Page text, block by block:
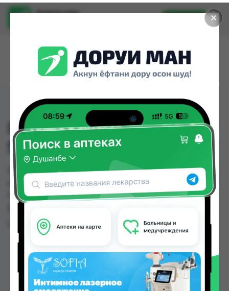
✕
Доруи ман
Установить
DARSO LUMBER
SUPPORT 2009
DARSO LUMBER SUPPORT 2009 можно купить
или заказать в аптеках, Нишон №1, Нишон №2,
Нишон №3 по цене от 319.00 TJS до 319.00 TJS в
Цена: от319.00 TJS